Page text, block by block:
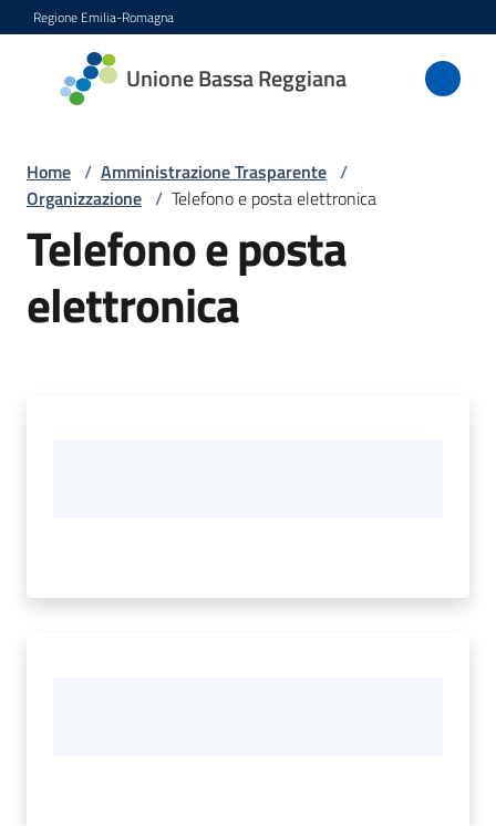
Vai al contenuto
Vai alla navigazione
Vai al footer
Regione Emilia-Romagna
Unione Bassa Reggiana
Unione
Bassa
Amministrazione
Menu selezionato
Novità
Home / Amministrazione Trasparente /
Organizzazione / Telefono e posta elettronica
Telefono e posta
elettronica